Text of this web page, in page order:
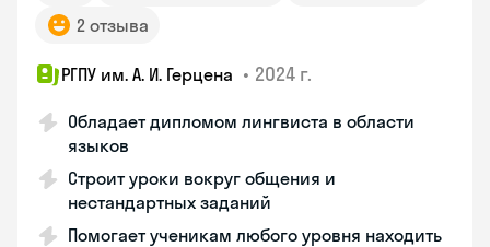
2 отзыва
РГПУ им. А. И. Герцена • 2024 г.
Обладает дипломом лингвиста в области
языков
Строит уроки вокруг общения и
нестандартных заданий
Помогает ученикам любого уровня находить